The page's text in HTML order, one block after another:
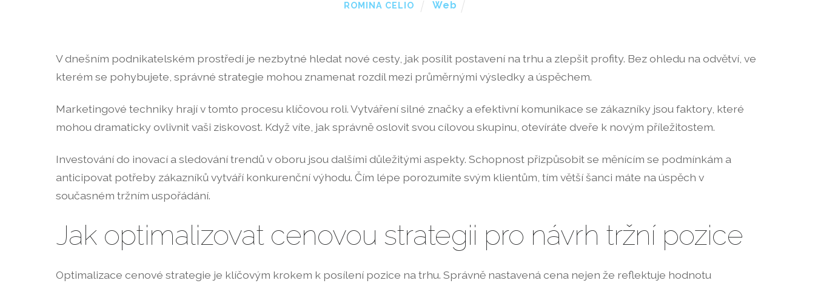
ROMINA CELIO Web
V dnešním podnikatelském prostředí je nezbytné hledat nové cesty, jak posílit postavení na trhu a zlepšit profity. Bez ohledu na odvětví, ve
kterém se pohybujete, správné strategie mohou znamenat rozdíl mezi průměrnými výsledky a úspěchem.
Marketingové techniky hrají v tomto procesu klíčovou roli. Vytváření silné značky a efektivní komunikace se zákazníky jsou faktory, které
mohou dramaticky ovlivnit vaši ziskovost. Když víte, jak správně oslovit svou cílovou skupinu, otevíráte dveře k novým příležitostem.
Investování do inovací a sledování trendů v oboru jsou dalšími důležitými aspekty. Schopnost přizpůsobit se měnícím se podmínkám a
anticipovat potřeby zákazníků vytváří konkurenční výhodu. Čím lépe porozumíte svým klientům, tím větší šanci máte na úspěch v
současném tržním uspořádání.
Jak optimalizovat cenovou strategii pro návrh tržní pozice
Optimalizace cenové strategie je klíčovým krokem k posílení pozice na trhu. Správně nastavená cena nejen že reflektuje hodnotu